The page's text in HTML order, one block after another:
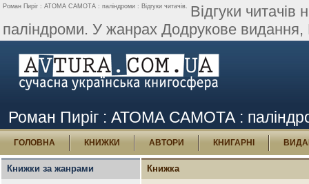
Роман Пиріг : АТОМА САМОТА : паліндроми : Відгуки читачів. Відгуки
паліндроми. У жанрах Додрукове видання,
Роман Пиріг : АТОМА САМОТА :
ГОЛОВНА КНИЖКИ АВТОРИ КНИГАРНІ
Книжки за жанрами Книжка